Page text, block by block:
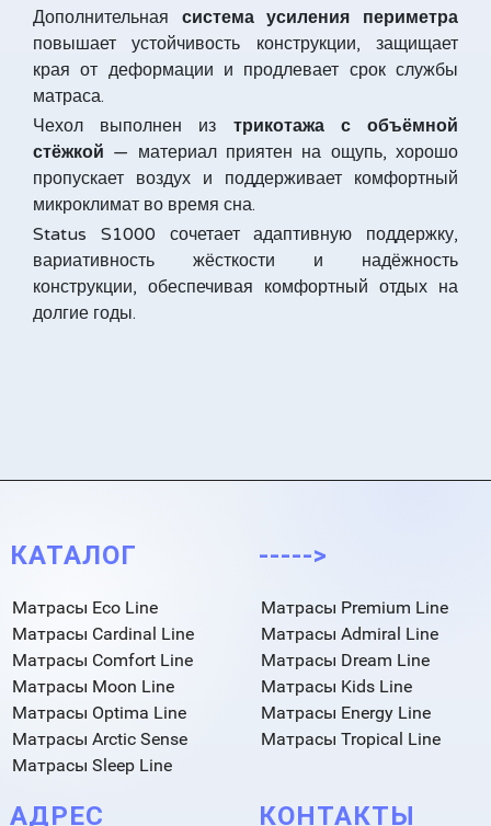
Дополнительная система усиления периметра
повышает устойчивость конструкции, защищает
края от деформации и продлевает срок службы
матраса.
Чехол выполнен из трикотажа с объёмной
стёжкой — материал приятен на ощупь, хорошо
пропускает воздух и поддерживает комфортный
микроклимат во время сна.
Status S1000 сочетает адаптивную поддержку,
вариативность жёсткости и надёжность
конструкции, обеспечивая комфортный отдых на
долгие годы.
КАТАЛОГ
Матрасы Eco Line
Матрасы Cardinal Line
Матрасы Comfort Line
Матрасы Moon Line
Матрасы Optima Line
Матрасы Arctic Sense
Матрасы Sleep Line
----->
Матрасы Premium Line
Матрасы Admiral Line
Матрасы Dream Line
Матрасы Kids Line
Матрасы Energy Line
Матрасы Tropical Line
АДРЕС КОНТАКТЫ